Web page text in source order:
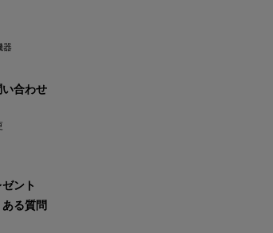
器
合わせ
ント
る質問